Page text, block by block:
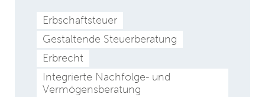
Erbschaftsteuer
Gestaltende Steuerberatung
Erbrecht
Integrierte Nachfolge- und
Vermögensberatung